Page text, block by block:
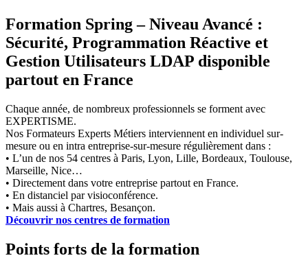
Formation Spring – Niveau Avancé :
Sécurité, Programmation Réactive et
Gestion Utilisateurs LDAP disponible
partout en France
Chaque année, de nombreux professionnels se forment avec
EXPERTISME.
Nos Formateurs Experts Métiers interviennent en individuel sur-
mesure ou en intra entreprise-sur-mesure régulièrement dans :
• L’un de nos 54 centres à Paris, Lyon, Lille, Bordeaux, Toulouse,
Marseille, Nice…
• Directement dans votre entreprise partout en France.
• En distanciel par visioconférence.
• Mais aussi à Chartres, Besançon.
Découvrir nos centres de formation
Points forts de la formation